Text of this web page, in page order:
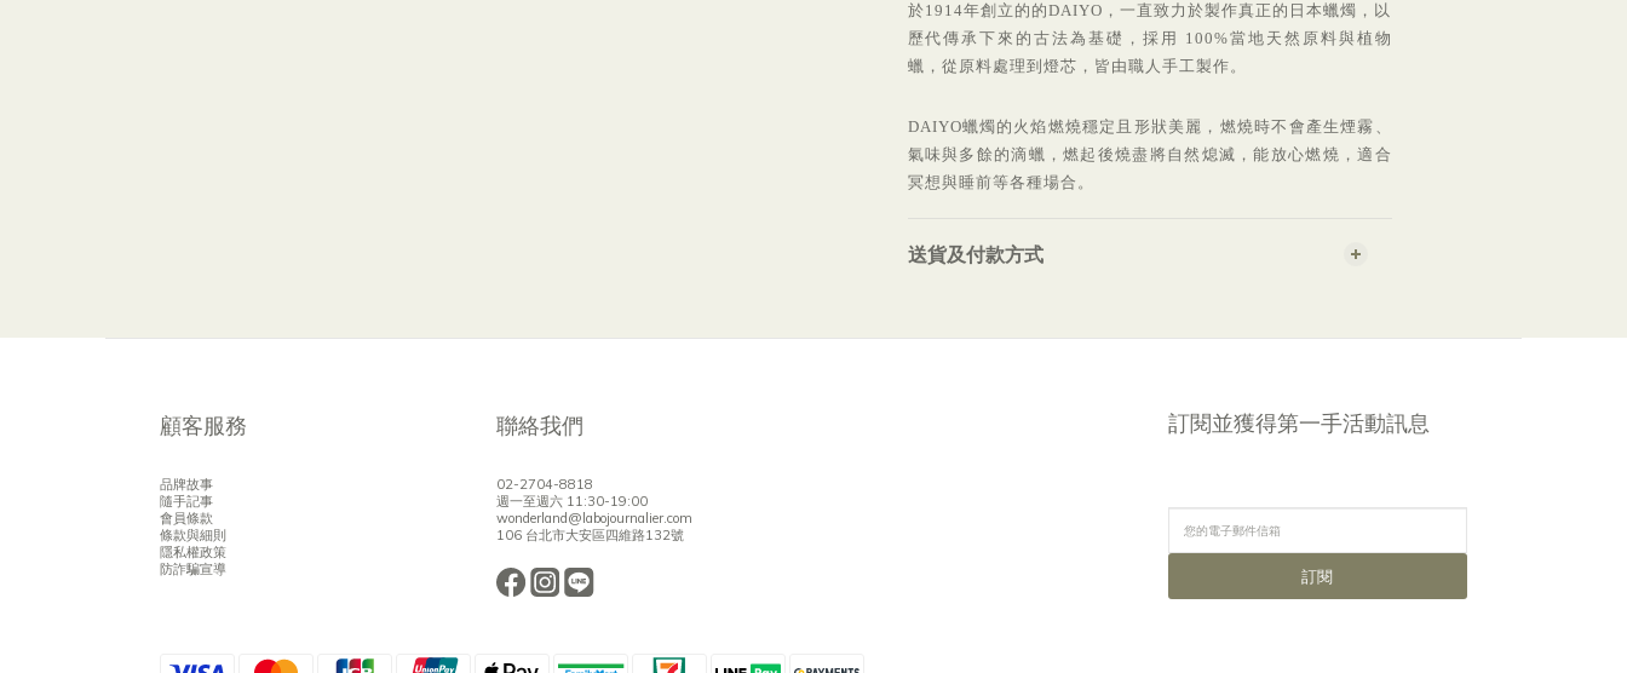
於1914年創立的的DAIYO，一直致力於製作真正的日本蠟燭，以
歷代傳承下來的古法為基礎，採用 100%當地天然原料與植物
蠟，從原料處理到燈芯，皆由職人手工製作。
DAIYO蠟燭的火焰燃燒穩定且形狀美麗，燃燒時不會產生煙霧、
氣味與多餘的滴蠟，燃起後燒盡將自然熄滅，能放心燃燒，適合
冥想與睡前等各種場合。
送貨及付款方式
顧客服務
品牌故事
隨手記事
會員條款
條款與細則
隱私權政策
防詐騙宣導
聯絡我們
02-2704-8818
週一至週六 11:30-19:00
wonderland@labojournalier.com
106 台北市大安區四維路132號
訂閱並獲得第一手活動訊息
訂閱